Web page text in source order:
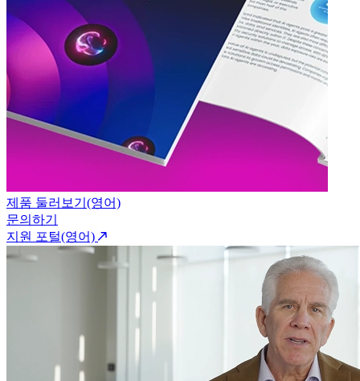
제품 둘러보기(영어)
문의하기
지원 포털(영어)